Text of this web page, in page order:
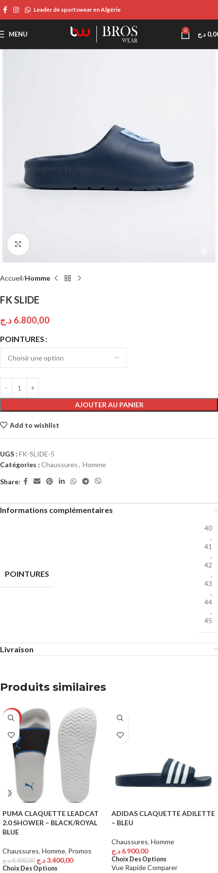
Leader de sportswear en Algérie
MENU 0 د.ج
Click to enlarge
Accueil Homme
FK SLIDE
6.800,00 د.ج
POINTURES
AJOUTER AU PANIER
Add to wishlist
UGS : FK-SLIDE-5
Catégories : Chaussures, Homme
Share:
Informations complémentaires
POINTURES
40
,
41
,
42
,
43
,
44
,
45
Livraison
Produits similaires
-23%
PUMA CLAQUETTE LEADCAT
2.0 SHOWER – BLACK/ROYAL
BLUE
Chaussures, Homme, Promos
4.400,00د.ج 3.400,00د.ج
Choix Des Options
ADIDAS CLAQUETTE ADILETTE
– BLEU
Chaussures, Homme
6.900,00 د.ج
Choix Des Options
Vue RapideComparer